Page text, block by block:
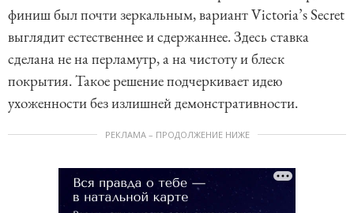
финиш был почти зеркальным, вариант Victoria’s Secret
выглядит естественнее и сдержаннее. Здесь ставка
сделана не на перламутр, а на чистоту и блеск
покрытия. Такое решение подчеркивает идею
ухоженности без излишней демонстративности.
РЕКЛАМА – ПРОДОЛЖЕНИЕ НИЖЕ